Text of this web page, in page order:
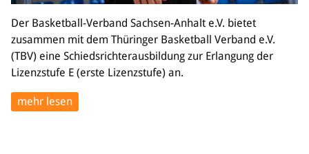
Der Basketball-Verband Sachsen-Anhalt e.V. bietet
zusammen mit dem Thüringer Basketball Verband e.V.
(TBV) eine Schiedsrichterausbildung zur Erlangung der
Lizenzstufe E (erste Lizenzstufe) an.
mehr lesen